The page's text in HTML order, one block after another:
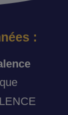
: